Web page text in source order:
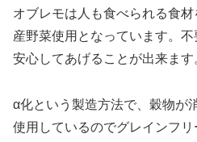
オブレモは人も食べられる食
産野菜使用となっています。
安心してあげることが出来ます
α化という製造方法で、穀物が
使用しているのでグレインフ